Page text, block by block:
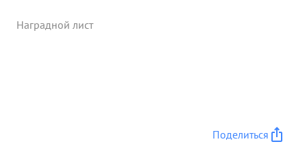
Наградной лист
Поделиться